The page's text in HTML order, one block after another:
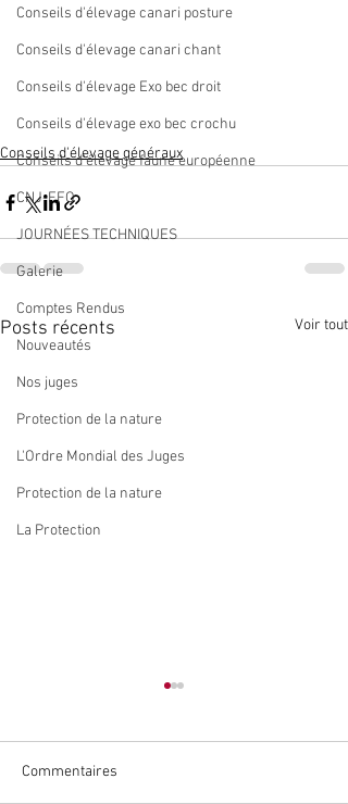
Conseils d'élevage canari posture
Conseils d'élevage canari chant
Conseils d'élevage Exo bec droit
Conseils d'élevage exo bec crochu
Conseils d'élevage faune européenne
CNJ-FFO
JOURNÉES TECHNIQUES
Galerie
Comptes Rendus
Nouveautés
Nos juges
Protection de la nature
L'Ordre Mondial des Juges
Protection de la nature
La Protection
Conseils d'élevage généraux
Posts récents Voir tout
Commentaires